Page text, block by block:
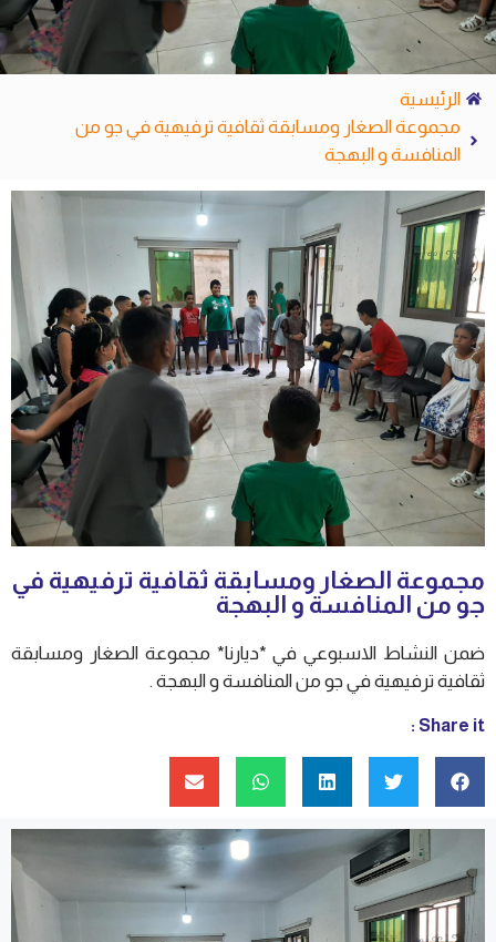
الرئيسية
مجموعة الصغار ومسابقة ثقافية ترفيهية في جو من
المنافسة و البهجة
مجموعة الصغار ومسابقة ثقافية ترفيهية في
جو من المنافسة و البهجة
ضمن النشاط الاسبوعي في *ديارنا* مجموعة الصغار ومسابقة
ثقافية ترفيهية في جو من المنافسة و البهجة .
Share it :